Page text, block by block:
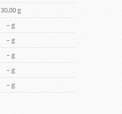
30,00 g
– g
– g
– g
– g
– g